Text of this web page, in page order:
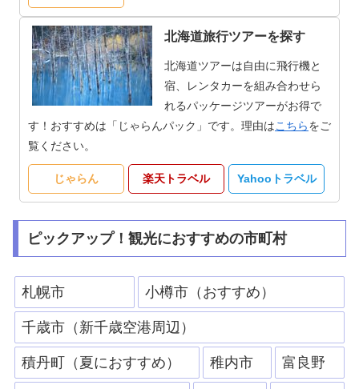
北海道旅行ツアーを探す
北海道ツアーは自由に飛行機と
宿、レンタカーを組み合わせら
れるパッケージツアーがお得で
す！おすすめは「じゃらんパック」です。理由はこちらをご
覧ください。
じゃらん 楽天トラベル Yahooトラベル
ピックアップ！観光におすすめの市町村
札幌市 小樽市（おすすめ）
千歳市（新千歳空港周辺）
積丹町（夏におすすめ） 稚内市 富良野